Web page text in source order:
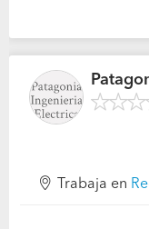
Trabaja en